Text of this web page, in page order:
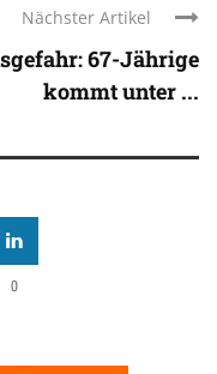
Nächster Artikel
67-Jährige
kommt unter ...
0